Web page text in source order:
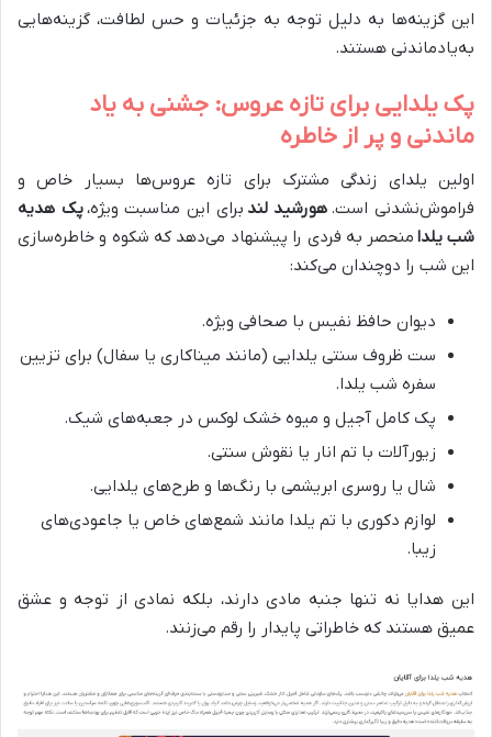
این گزینه‌ها به دلیل توجه به جزئیات و حس لطافت، گزینه‌هایی
به‌یادماندنی هستند.
پک یلدایی برای تازه عروس: جشنی به یاد
ماندنی و پر از خاطره
اولین یلدای زندگی مشترک برای تازه عروس‌ها بسیار خاص و
فراموش‌نشدنی است. هورشید لند برای این مناسبت ویژه،پک هدیه
شب یلدا منحصر به فردی را پیشنهاد می‌دهد که شکوه و خاطره‌سازی
این شب را دوچندان می‌کند:
دیوان حافظ نفیس با صحافی ویژه.
ست ظروف سنتی یلدایی (مانند میناکاری یا سفال) برای تزیین
سفره شب یلدا.
پک کامل آجیل و میوه خشک لوکس در جعبه‌های شیک.
زیورآلات با تم انار یا نقوش سنتی.
شال یا روسری ابریشمی با رنگ‌ها و طرح‌های یلدایی.
لوازم دکوری با تم یلدا مانند شمع‌های خاص یا جاعودی‌های
زیبا.
این هدایا نه تنها جنبه مادی دارند، بلکه نمادی از توجه و عشق
عمیق هستند که خاطراتی پایدار را رقم می‌زنند.